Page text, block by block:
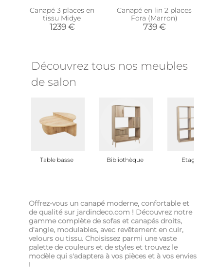
Canapé 3 places en
tissu Midye
1239 €
Canapé en lin 2 places
Fora (Marron)
739 €
Découvrez tous nos meubles
de salon
Table basse Bibliothèque Etagère
Offrez-vous un canapé moderne, confortable et
de qualité sur jardindeco.com ! Découvrez notre
gamme complète de sofas et canapés droits,
d'angle, modulables, avec revêtement en cuir,
velours ou tissu. Choisissez parmi une vaste
palette de couleurs et de styles et trouvez le
modèle qui s'adaptera à vos pièces et à vos envies
!